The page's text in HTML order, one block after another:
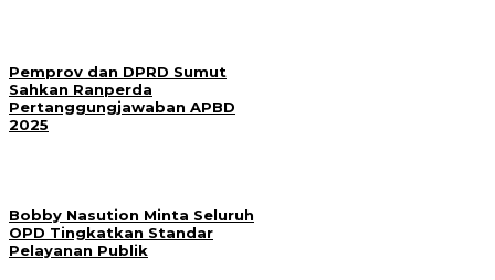
Pemprov dan DPRD Sumut
Sahkan Ranperda
Pertanggungjawaban APBD
2025
Bobby Nasution Minta Seluruh
OPD Tingkatkan Standar
Pelayanan Publik